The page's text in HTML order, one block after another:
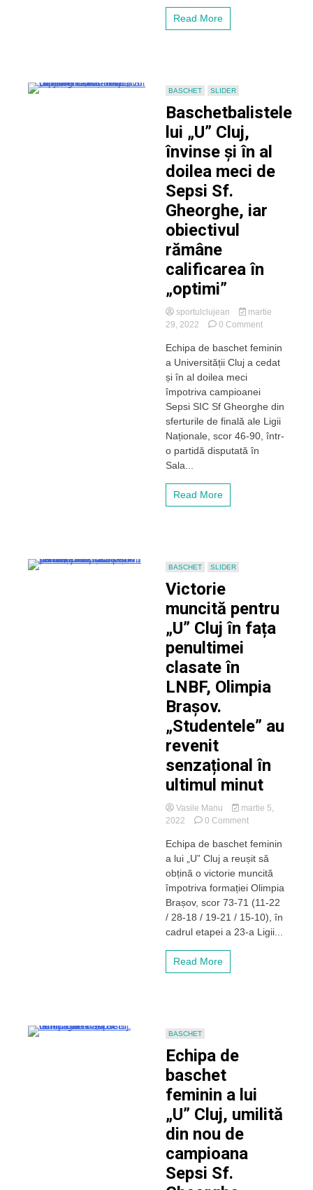
Read More
BASCHET SLIDER
Baschetbalistele
lui „U” Cluj,
învinse și în al
doilea meci de
Sepsi Sf.
Gheorghe, iar
obiectivul
rămâne
calificarea în
„optimi”
sportulclujean
martie
29, 2022
0 Commenton
lui
„U”
în
al
doilea
Echipa de baschet feminin
a Universității Cluj a cedat
și în al doilea meci
împotriva campioanei
Sepsi SIC Sf Gheorghe din
sferturile de finală ale Ligii
Naționale, scor 46-90, într-
o partidă disputată în
Sala...
Read More
BASCHET SLIDER
Victorie
muncită pentru
„U” Cluj în fața
penultimei
clasate în
LNBF, Olimpia
Brașov.
„Studentele” au
revenit
senzațional în
ultimul minut
Vasile Manu
martie 5,
2022
0 Commenton
muncită
pentru
„U”
Cluj
fața
penultimei
clasate
Echipa de baschet feminin
a lui „U” Cluj a reușit să
obțină o victorie muncită
împotriva formației Olimpia
Brașov, scor 73-71 (11-22
/ 28-18 / 19-21 / 15-10), în
cadrul etapei a 23-a Ligii...
Read More
BASCHET
Echipa de
baschet
feminin a lui
„U” Cluj, umilită
din nou de
campioana
Sepsi Sf.